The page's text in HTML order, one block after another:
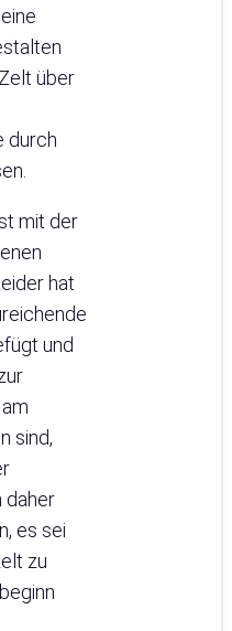
über
durch
mit der
hat
und
sind,
daher
es sei
zu